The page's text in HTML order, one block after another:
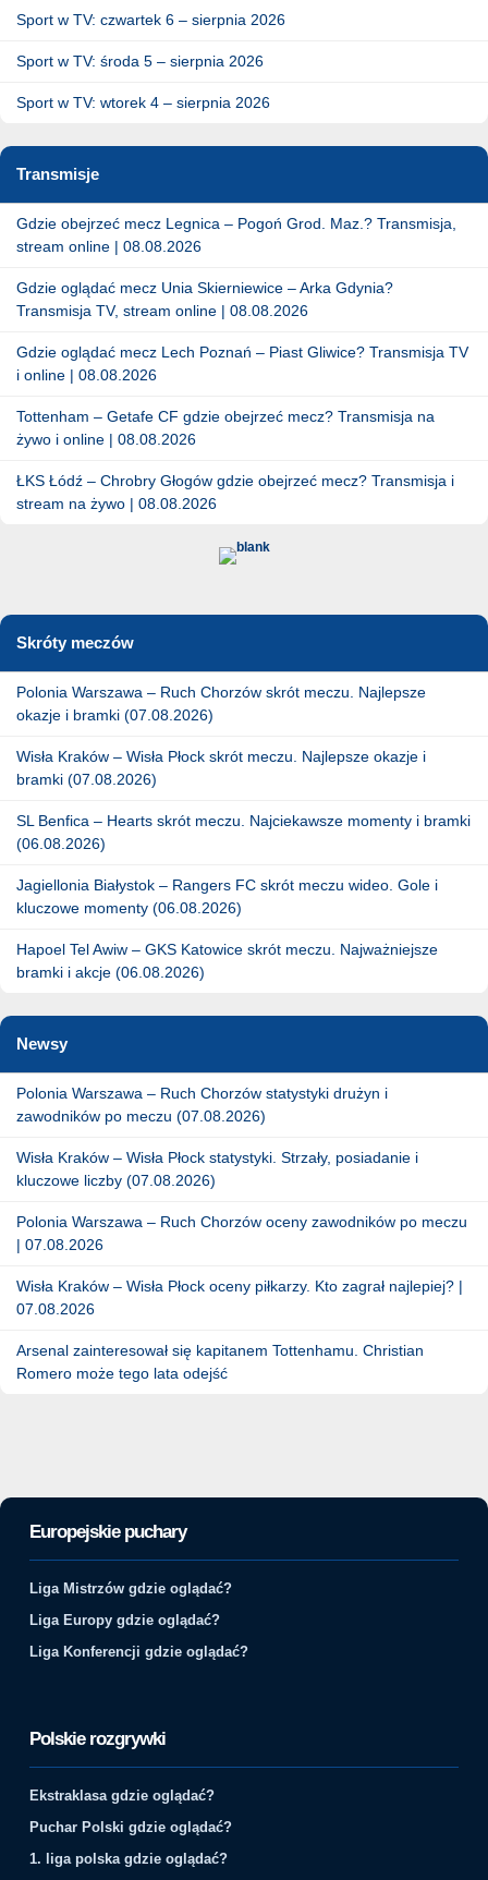
Sport w TV: czwartek 6 – sierpnia 2026
Sport w TV: środa 5 – sierpnia 2026
Sport w TV: wtorek 4 – sierpnia 2026
Transmisje
Gdzie obejrzeć mecz Legnica – Pogoń Grod. Maz.? Transmisja,
stream online | 08.08.2026
Gdzie oglądać mecz Unia Skierniewice – Arka Gdynia?
Transmisja TV, stream online | 08.08.2026
Gdzie oglądać mecz Lech Poznań – Piast Gliwice? Transmisja TV
i online | 08.08.2026
Tottenham – Getafe CF gdzie obejrzeć mecz? Transmisja na
żywo i online | 08.08.2026
ŁKS Łódź – Chrobry Głogów gdzie obejrzeć mecz? Transmisja i
stream na żywo | 08.08.2026
Skróty meczów
Polonia Warszawa – Ruch Chorzów skrót meczu. Najlepsze
okazje i bramki (07.08.2026)
Wisła Kraków – Wisła Płock skrót meczu. Najlepsze okazje i
bramki (07.08.2026)
SL Benfica – Hearts skrót meczu. Najciekawsze momenty i bramki
(06.08.2026)
Jagiellonia Białystok – Rangers FC skrót meczu wideo. Gole i
kluczowe momenty (06.08.2026)
Hapoel Tel Awiw – GKS Katowice skrót meczu. Najważniejsze
bramki i akcje (06.08.2026)
Newsy
Polonia Warszawa – Ruch Chorzów statystyki drużyn i
zawodników po meczu (07.08.2026)
Wisła Kraków – Wisła Płock statystyki. Strzały, posiadanie i
kluczowe liczby (07.08.2026)
Polonia Warszawa – Ruch Chorzów oceny zawodników po meczu
| 07.08.2026
Wisła Kraków – Wisła Płock oceny piłkarzy. Kto zagrał najlepiej? |
07.08.2026
Arsenal zainteresował się kapitanem Tottenhamu. Christian
Romero może tego lata odejść
Europejskie puchary
Liga Mistrzów gdzie oglądać?
Liga Europy gdzie oglądać?
Liga Konferencji gdzie oglądać?
Polskie rozgrywki
Ekstraklasa gdzie oglądać?
Puchar Polski gdzie oglądać?
1. liga polska gdzie oglądać?